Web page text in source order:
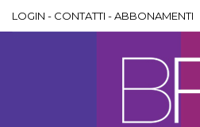
LOGIN - CONTATTI -ABBONAMENTI